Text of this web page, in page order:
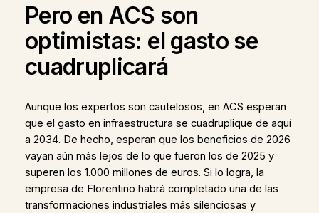
Pero en ACS son
optimistas: el gasto se
cuadruplicará
Aunque los expertos son cautelosos, en ACS esperan
que el gasto en infraestructura se cuadruplique de aquí
a 2034. De hecho, esperan que los beneficios de 2026
vayan aún más lejos de lo que fueron los de 2025 y
superen los 1.000 millones de euros. Si lo logra, la
empresa de Florentino habrá completado una de las
transformaciones industriales más silenciosas y